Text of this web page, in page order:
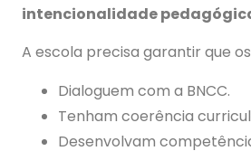
intencionalidade
A escola precisa garantir que
Dialoguem com a BNCC.
Tenham coerência
Desenvolvam